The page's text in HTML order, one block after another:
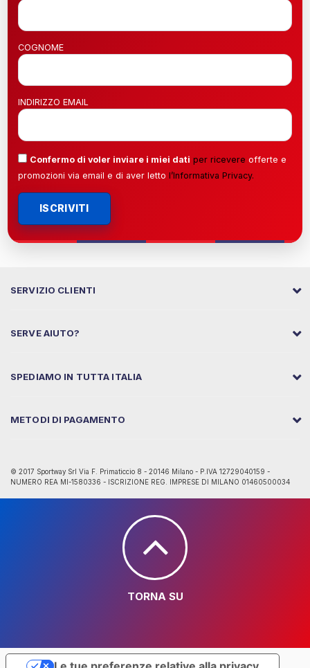
COGNOME
INDIRIZZO EMAIL
Confermo di voler inviare i miei dati per ricevere offerte e
promozioni via email e di aver letto l’Informativa Privacy.
ISCRIVITI
SERVIZIO CLIENTI
SERVE AIUTO?
SPEDIAMO IN TUTTA ITALIA
METODI DI PAGAMENTO
© 2017 Sportway Srl Via F. Primaticcio 8 - 20146 Milano - P.IVA 12729040159 -
NUMERO REA MI-1580336 - ISCRIZIONE REG. IMPRESE DI MILANO 01460500034
TORNA SU